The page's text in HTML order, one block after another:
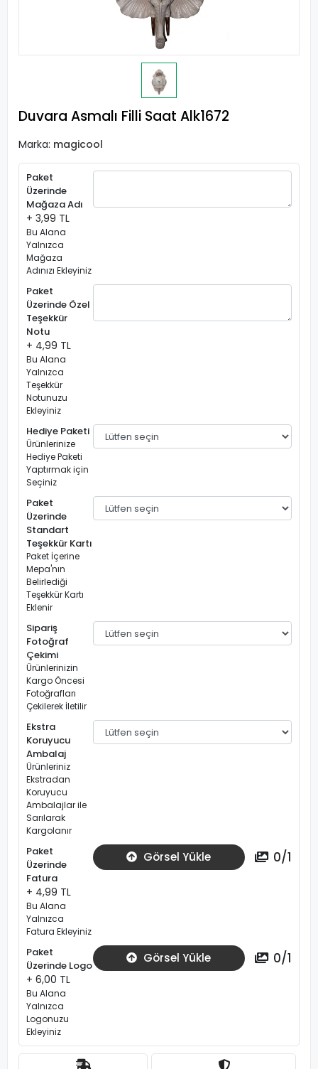
Duvara Asmalı Filli Saat Alk1672
Marka: magicool
Paket
Üzerinde
Mağaza Adı
+ 3,99 TL
Bu Alana
Yalnızca
Mağaza
Adınızı Ekleyiniz
Paket
Üzerinde Özel
Teşekkür
Notu
+ 4,99 TL
Bu Alana
Yalnızca
Teşekkür
Notunuzu
Ekleyiniz
Hediye Paketi
Ürünlerinize
Hediye Paketi
Yaptırmak için
Seçiniz
Paket
Üzerinde
Standart
Teşekkür Kartı
Paket İçerine
Mepa'nın
Belirlediği
Teşekkür Kartı
Eklenir
Sipariş
Fotoğraf
Çekimi
Ürünlerinizin
Kargo Öncesi
Fotoğrafları
Çekilerek İletilir
Ekstra
Koruyucu
Ambalaj
Ürünleriniz
Ekstradan
Koruyucu
Ambalajlar ile
Sarılarak
Kargolanır
Paket
Üzerinde
Fatura
+ 4,99 TL
Bu Alana
Yalnızca
Fatura Ekleyiniz
Görsel Yükle 0/1
Paket
Üzerinde Logo
+ 6,00 TL
Bu Alana
Yalnızca
Logonuzu
Ekleyiniz
Görsel Yükle 0/1